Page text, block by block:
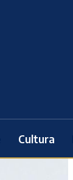
Cultura